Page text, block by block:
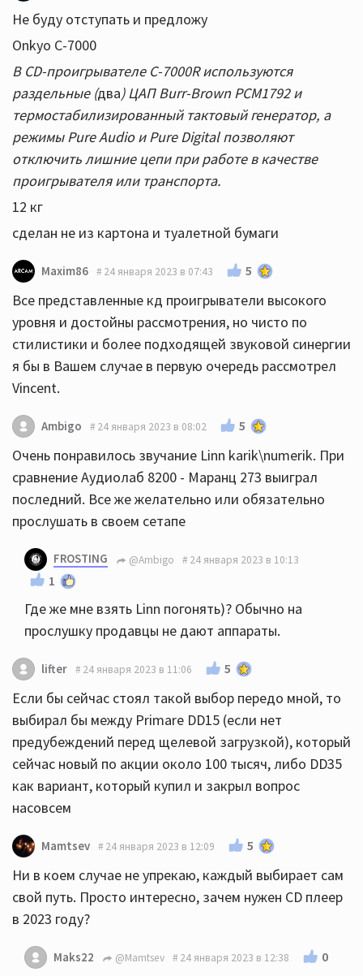
Не буду отступать и предложу
Onkyo C-7000
В CD-проигрывателе C-7000R используются
раздельные (два) ЦАП Burr-Brown РСМ1792 и
термостабилизированный тактовый генератор, а
режимы Pure Audio и Pure Digital позволяют
отключить лишние цепи при работе в качестве
проигрывателя или транспорта.
12 кг
сделан не из картона и туалетной бумаги
Maxim86 24 января 2023 в 07:43 5
Все представленные кд проигрыватели высокого
уровня и достойны рассмотрения, но чисто по
стилистики и более подходящей звуковой синергии
я бы в Вашем случае в первую очередь рассмотрел
Vincent.
Ambigo 24 января 2023 в 08:02 5
Очень понравилось звучание Linn karik\numerik. При
сравнение Аудиолаб 8200 - Маранц 273 выиграл
последний. Все же желательно или обязательно
прослушать в своем сетапе
FROSTING @Ambigo 24 января 2023 в 10:13
1
Где же мне взять Linn погонять)? Обычно на
прослушку продавцы не дают аппараты.
lifter 24 января 2023 в 11:06 5
Если бы сейчас стоял такой выбор передо мной, то
выбирал бы между Primare DD15 (если нет
предубеждений перед щелевой загрузкой), который
сейчас новый по акции около 100 тысяч, либо DD35
как вариант, который купил и закрыл вопрос
насовсем
Mamtsev 24 января 2023 в 12:09 5
Ни в коем случае не упрекаю, каждый выбирает сам
свой путь. Просто интересно, зачем нужен CD плеер
в 2023 году?
Maks22 @Mamtsev 24 января 2023 в 12:38 0